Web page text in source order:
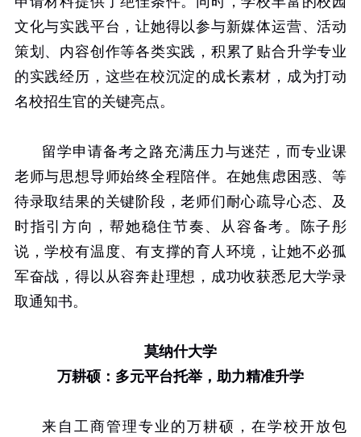
文化与实践平台，让她得以参与新媒体运营、活动
策划、内容创作等各类实践，积累了贴合升学专业
的实践经历，这些在校沉淀的成长素材，成为打动
名校招生官的关键亮点。
留学申请备考之路充满压力与迷茫，而专业课
老师与思想导师始终全程陪伴。在她焦虑困惑、等
待录取结果的关键阶段，老师们耐心疏导心态、及
时指引方向，帮她稳住节奏、从容备考。陈子彤
说，学校有温度、有支撑的育人环境，让她不必孤
军奋战，得以从容奔赴理想，成功收获悉尼大学录
取通知书。
莫纳什大学
万耕硕：多元平台托举，助力精准升学
来自工商管理专业的万耕硕，在学校开放包